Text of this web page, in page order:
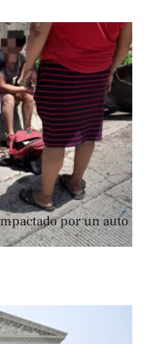
por un auto